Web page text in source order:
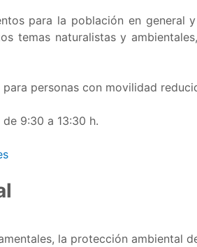
para la población en general
temas naturalistas y
personas con movilidad
9:30 a 13:30 h.
la protección ambiental